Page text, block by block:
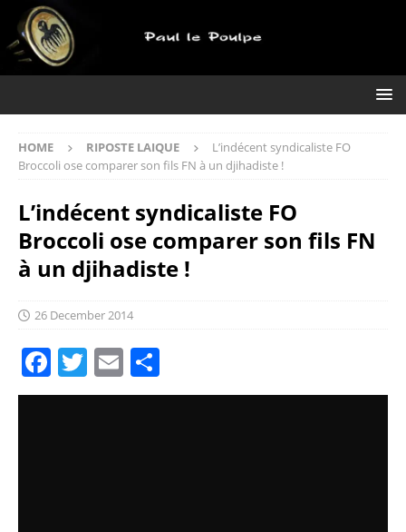
HOME RIPOSTE LAIQUE
L’indécent syndicaliste FO
Broccoli ose comparer son fils FN à un djihadiste !
L’indécent syndicaliste FO
Broccoli ose comparer son fils FN
à un djihadiste !
26 December 2014
F
a
T
w
E
m h